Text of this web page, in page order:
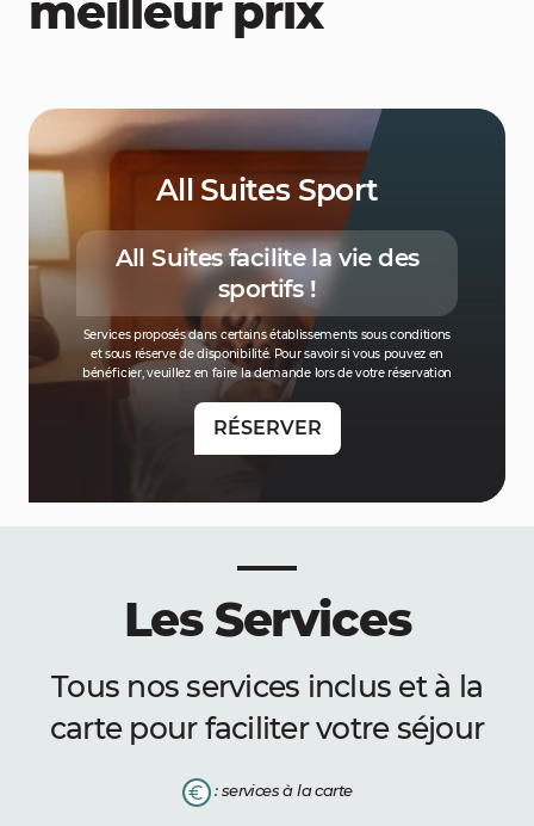
meilleur prix
All Suites Sport
All Suites facilite la vie des
sportifs !
Services proposés dans certains établissements sous conditions
et sous réserve de disponibilité. Pour savoir si vous pouvez en
bénéficier, veuillez en faire la demande lors de votre réservation
RÉSERVER
Les Services
Tous nos services inclus et à la
carte pour faciliter votre séjour
: services à la carte